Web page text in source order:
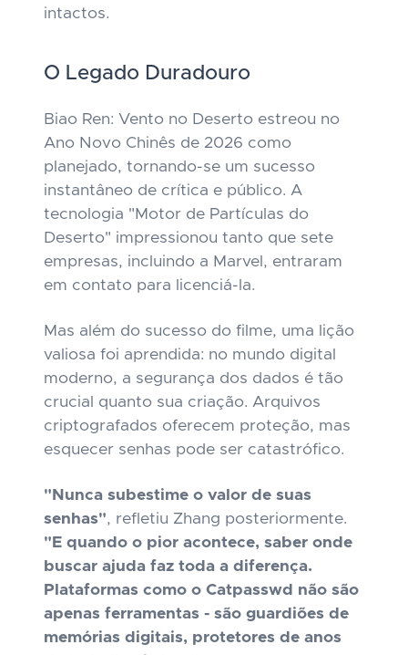
intactos.
O Legado Duradouro
Biao Ren: Vento no Deserto estreou no
Ano Novo Chinês de 2026 como
planejado, tornando-se um sucesso
instantâneo de crítica e público. A
tecnologia "Motor de Partículas do
Deserto" impressionou tanto que sete
empresas, incluindo a Marvel, entraram
em contato para licenciá-la.
Mas além do sucesso do filme, uma lição
valiosa foi aprendida: no mundo digital
moderno, a segurança dos dados é tão
crucial quanto sua criação. Arquivos
criptografados oferecem proteção, mas
esquecer senhas pode ser catastrófico.
"Nunca subestime o valor de suas
senhas", refletiu Zhang posteriormente.
"E quando o pior acontece, saber onde
buscar ajuda faz toda a diferença.
Plataformas como o Catpasswd não são
apenas ferramentas - são guardiões de
memórias digitais, protetores de anos